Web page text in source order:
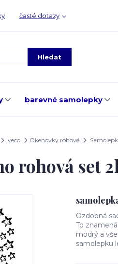
časté dotazy
Hledat
barevné samolepky
Iveco Okenovky rohové
rohová set
Ozdobná
To
modrý a
samolepku